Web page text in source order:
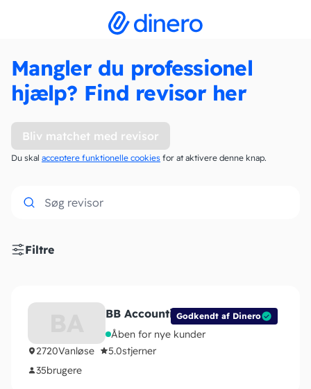
Mangler du professionel
hjælp? Find revisor her
Bliv matchet med revisor
Du skal acceptere funktionelle cookies for at aktivere denne knap.
Filtre
Godkendt af Dinero
BB Accounting
Åben for nye kunder
2720Vanløse 5.0stjerner
35brugere